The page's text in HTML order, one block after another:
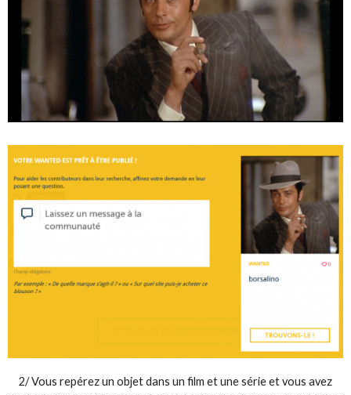
2/ Vous repérez un objet dans un film et une série et vous avez